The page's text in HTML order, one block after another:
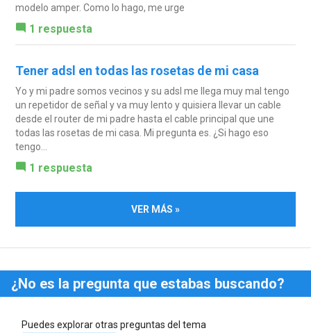
modelo amper. Como lo hago, me urge
1 respuesta
Tener adsl en todas las rosetas de mi casa
Yo y mi padre somos vecinos y su adsl me llega muy mal tengo
un repetidor de señal y va muy lento y quisiera llevar un cable
desde el router de mi padre hasta el cable principal que une
todas las rosetas de mi casa. Mi pregunta es. ¿Si hago eso
tengo...
1 respuesta
VER MÁS »
¿No es la pregunta que estabas buscando?
Puedes explorar otras preguntas del tema